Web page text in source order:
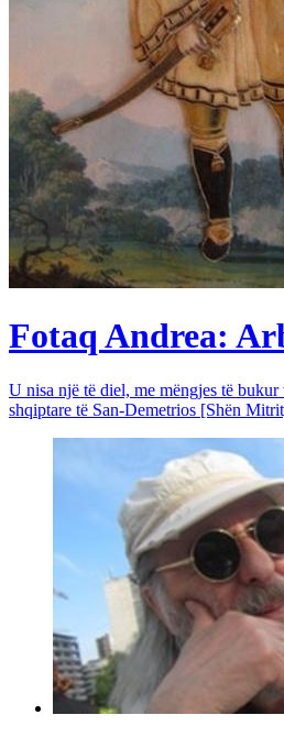
Fotaq Andrea:
U nisa një të diel, me mëngjes të
shqiptare të San-Demetrios [Shën